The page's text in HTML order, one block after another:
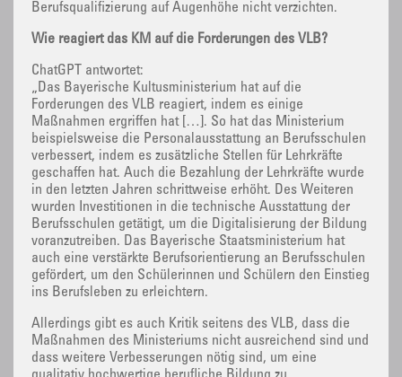
Berufsqualifizierung auf Augenhöhe nicht verzichten.
Wie reagiert das KM auf die Forderungen des VLB?
ChatGPT antwortet:
„Das Bayerische Kultusministerium hat auf die
Forderungen des VLB reagiert, indem es einige
Maßnahmen ergriffen hat […]. So hat das Ministerium
beispielsweise die Personalausstattung an Berufsschulen
verbessert, indem es zusätzliche Stellen für Lehrkräfte
geschaffen hat. Auch die Bezahlung der Lehrkräfte wurde
in den letzten Jahren schrittweise erhöht. Des Weiteren
wurden Investitionen in die technische Ausstattung der
Berufsschulen getätigt, um die Digitalisierung der Bildung
voranzutreiben. Das Bayerische Staatsministerium hat
auch eine verstärkte Berufsorientierung an Berufsschulen
gefördert, um den Schülerinnen und Schülern den Einstieg
ins Berufsleben zu erleichtern.
Allerdings gibt es auch Kritik seitens des VLB, dass die
Maßnahmen des Ministeriums nicht ausreichend sind und
dass weitere Verbesserungen nötig sind, um eine